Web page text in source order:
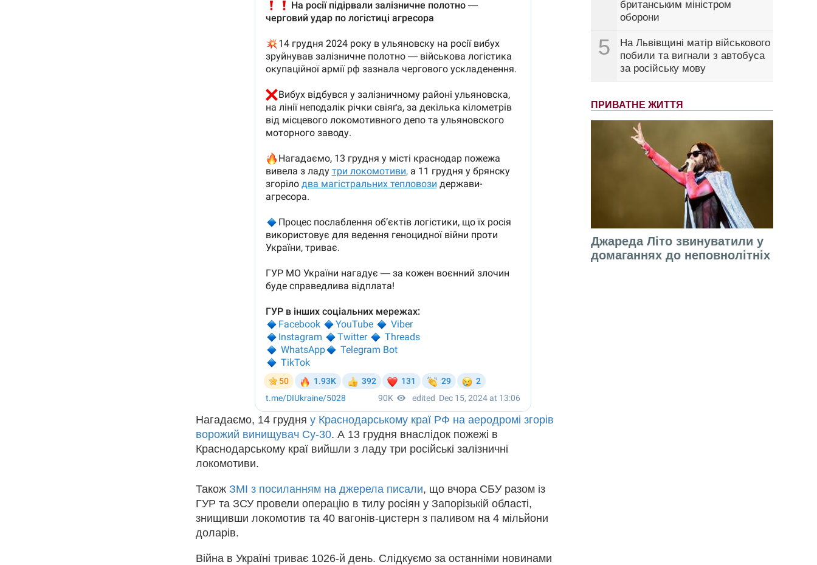
британським міністром
оборони
5
На Львівщині матір військового
побили та вигнали з автобуса
за російську мову
ПРИВАТНЕ ЖИТТЯ
Джареда Літо звинуватили у
домаганнях до неповнолітніх
Нагадаємо, 14 грудня у Краснодарському краї РФ на аеродромі згорів
ворожий винищувач Су-30. А 13 грудня внаслідок пожежі в
Краснодарському краї вийшли з ладу три російські залізничні
локомотиви.
Також ЗМІ з посиланням на джерела писали, що вчора СБУ разом із
ГУР та ЗСУ провели операцію в тилу росіян у Запорізькій області,
знищивши локомотив та 40 вагонів-цистерн з паливом на 4 мільйони
доларів.
Війна в Україні триває 1026-й день. Слідкуємо за останніми новинами